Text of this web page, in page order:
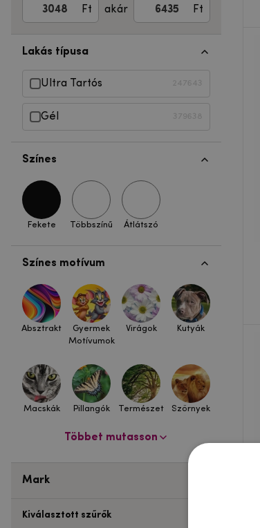
Ft akár Ft
Lakás típusa
Ultra Tartós
Gél
Színes
Fekete Többszínű Átlátszó
Színes motívum
Absztrakt
Gyermek
Motívumok
Virágok Kutyák
Macskák Pillangók Természet Szörnyek
Többet mutasson
Mark
Kiválasztott szűrők